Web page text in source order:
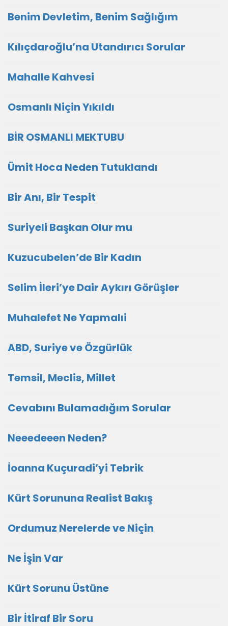
Benim Devletim, Benim Sağlığım
Kılıçdaroğlu’na Utandırıcı Sorular
Mahalle Kahvesi
Osmanlı Niçin Yıkıldı
BİR OSMANLI MEKTUBU
Ümit Hoca Neden Tutuklandı
Bir Anı, Bir Tespit
Suriyeli Başkan Olur mu
Kuzucubelen’de Bir Kadın
Selim İleri’ye Dair Aykırı Görüşler
Muhalefet Ne Yapmalıi
ABD, Suriye ve Özgürlük
Temsil, Meclis, Millet
Cevabını Bulamadığım Sorular
Neeedeeen Neden?
İoanna Kuçuradi’yi Tebrik
Kürt Sorununa Realist Bakış
Ordumuz Nerelerde ve Niçin
Ne İşin Var
Kürt Sorunu Üstüne
Bir İtiraf Bir Soru